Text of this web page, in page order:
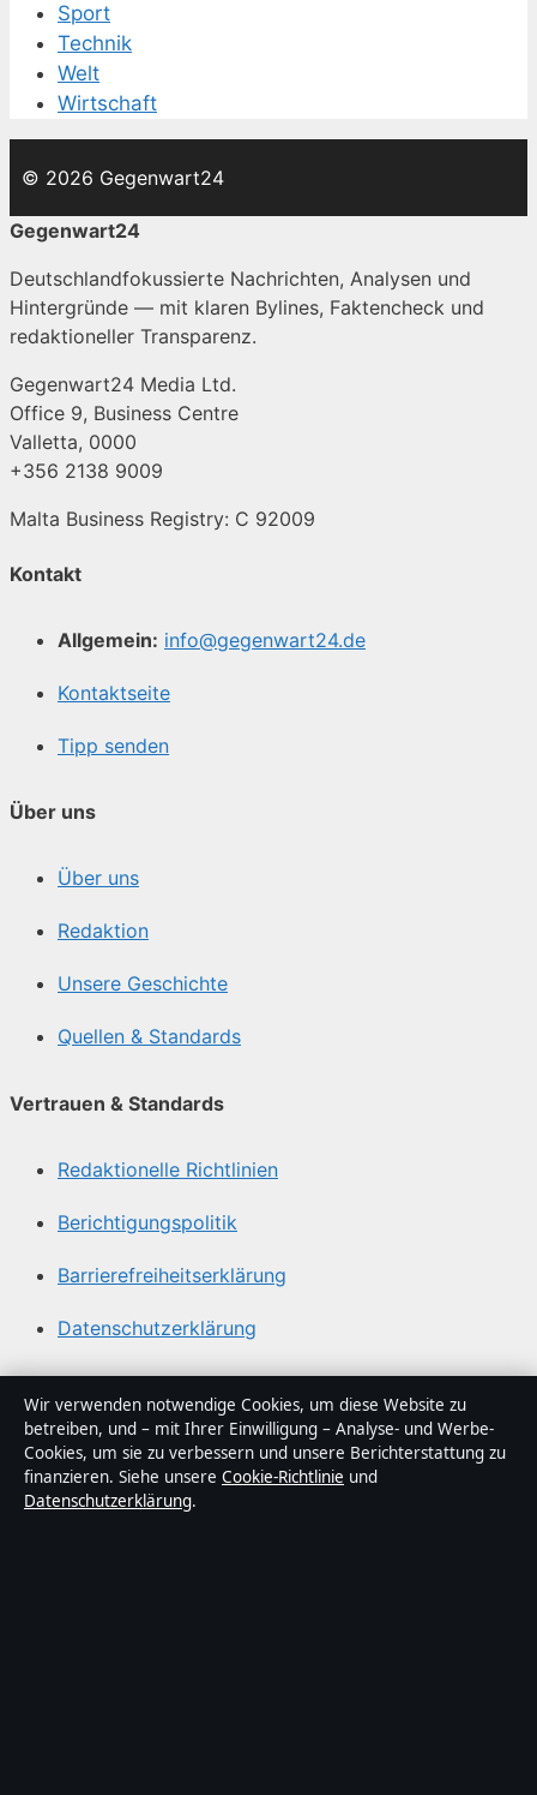
Sport
Technik
Welt
Wirtschaft
© 2026 Gegenwart24
Gegenwart24
Deutschlandfokussierte Nachrichten, Analysen und
Hintergründe — mit klaren Bylines, Faktencheck und
redaktioneller Transparenz.
Gegenwart24 Media Ltd.
Office 9, Business Centre
Valletta, 0000
+356 2138 9009
Malta Business Registry: C 92009
Kontakt
Allgemein: info@gegenwart24.de
Kontaktseite
Tipp senden
Über uns
Über uns
Redaktion
Unsere Geschichte
Quellen & Standards
Vertrauen & Standards
Redaktionelle Richtlinien
Berichtigungspolitik
Barrierefreiheitserklärung
Datenschutzerklärung
Über Gegenwart24 in Kürze
Gegenwart24 ist ein unabhängiger digitaler
Nachrichtenanbieter mit Fokus auf Politik, Wirtschaft,
Technik und Gesellschaft in Deutschland. Jeder Artikel
Wir verwenden notwendige Cookies, um diese Website zu
betreiben, und – mit Ihrer Einwilligung – Analyse- und Werbe-
Cookies, um sie zu verbessern und unsere Berichterstattung zu
finanzieren. Siehe unsere Cookie-Richtlinie und
Datenschutzerklärung.